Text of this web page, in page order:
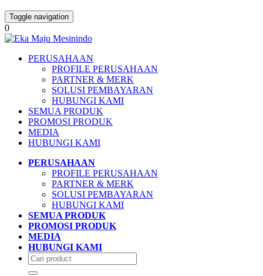
Toggle navigation
0
PERUSAHAAN
PROFILE PERUSAHAAN
PARTNER & MERK
SOLUSI PEMBAYARAN
HUBUNGI KAMI
SEMUA PRODUK
PROMOSI PRODUK
MEDIA
HUBUNGI KAMI
PERUSAHAAN
PROFILE PERUSAHAAN
PARTNER & MERK
SOLUSI PEMBAYARAN
HUBUNGI KAMI
SEMUA PRODUK
PROMOSI PRODUK
MEDIA
HUBUNGI KAMI